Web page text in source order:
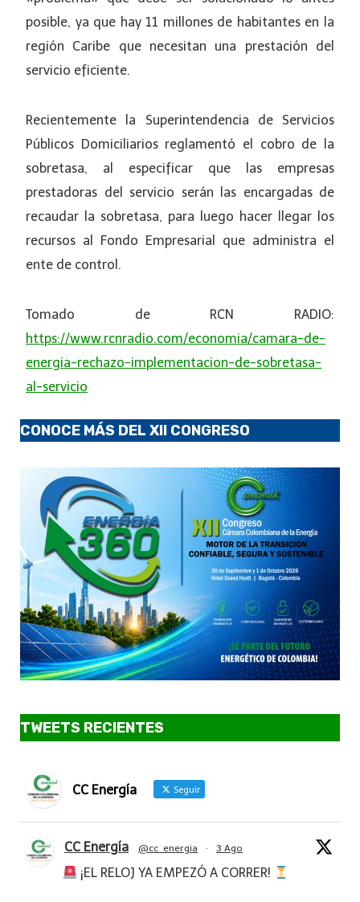
posible, ya que hay 11 millones de habitantes en la
región Caribe que necesitan una prestación del
servicio eficiente.
Recientemente la Superintendencia de Servicios
Públicos Domiciliarios reglamentó el cobro de la
sobretasa, al especificar que las empresas
prestadoras del servicio serán las encargadas de
recaudar la sobretasa, para luego hacer llegar los
recursos al Fondo Empresarial que administra el
ente de control.
Tomado de RCN RADIO:
https://www.rcnradio.com/economia/camara-de-
energia-rechazo-implementacion-de-sobretasa-
al-servicio
CONOCE MÁS DEL XII CONGRESO
TWEETS RECIENTES
CC Energía Seguir
CC Energía @cc_energia · 3 Ago
¡EL RELOJ YA EMPEZÓ A CORRER!